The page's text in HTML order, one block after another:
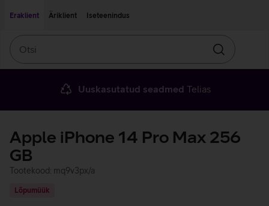
Eraklient
Äriklient Iseteenindus
Otsin
Uuskasutatud seadmed Telias
Apple iPhone 14 Pro Max 256
GB
Tootekood: mq9v3px/a
Lõpumüük